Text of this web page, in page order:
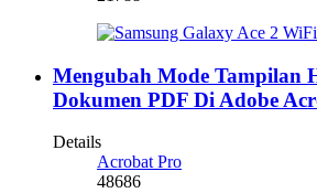
Mengubah Mode Tampilan
Dokumen PDF Di Adobe
Details
Acrobat Pro
48686